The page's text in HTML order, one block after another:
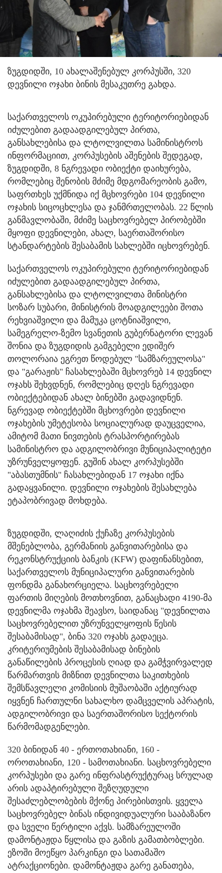
ზუგდიდში, 10 ახალაშენებულ კორპუსში, 320
დევნილი ოჯახი ბინის მესაკუთრე გახდა.
საქართველოს ოკუპირებული ტერიტორიებიდან
იძულებით გადაადგილებულ პირთა,
განსახლებისა და ლტოლვილთა სამინისტროს
ინფორმაციით, კორპუსების აშენების შედეგად,
ზუგდიდში, 8 ნგრევადი ობიექტი დაიხურება,
რომლებიც შენობის მძიმე მდგომარეობის გამო,
საფრთხეს უქმნიდა იქ მცხოვრები 104 დევნილი
ოჯახის სიცოცხლესა და ჯანმრთელობას. 22 წლის
განმავლობაში, მძიმე საცხოვრებელ პირობებში
მყოფი დევნილები, ახალ, საერთაშორისო
სტანდარტების შესაბამის სახლებში იცხოვრებენ.
საქართველოს ოკუპირებული ტერიტორიებიდან
იძულებით გადაადგილებულ პირთა,
განსახლებისა და ლტოლვილთა მინისტრი
სოზარ სუბარი, მინისტრის მოადგილეები შოთა
რეხვიაშვილი და მამუკა ცოტნიაშვილი,
სამეგრელო-ზემო სვანეთის გუბერნატორი ლევან
შონია და ზუგდიდის გამგებელი ედიშერ
თოლორაია ეგრეთ წოდებულ "სამზარეულოსა"
და "გარაჟის" ჩასახლებაში მცხოვრებ 14 დევნილ
ოჯახს შეხვდნენ, რომლებიც დღეს ნგრევადი
ობიექტებიდან ახალ ბინებში გადავიდნენ.
ნგრევად ობიექტებში მცხოვრები დევნილი
ოჯახების უმეტესობა სოციალურად დაუცველია,
ამიტომ მათი ნივთების ტრასპორტირებას
სამინისტრო და ადგილობრივი მუნიციპალიტეტი
უზრუნველყოფენ. გუშინ ახალ კორპუსებში
"აბასთუმნის" ჩასახლებიდან 17 ოჯახი იქნა
გადაყვანილი. დევნილი ოჯახების შესახლება
ეტაპობრივად მოხდება.
ზუგდიდში, ლაღიძის ქუჩაზე კორპუსების
მშენებლობა, გერმანიის განვითარებისა და
რეკონსტრუქციის ბანკის (KFW) დაფინანსებით,
საქართველოს მუნიციპალური განვითარების
ფონდმა განახორციელა. საცხოვრებელი
ფართის მიღების მოთხოვნით, განაცხადი 4190-მა
დევნილმა ოჯახმა შეავსო, საიდანაც "დევნილთა
საცხოვრებელით უზრუნველყოფის წესის
შესაბამისად", ბინა 320 ოჯახს გადაეცა.
კრიტერიუმების შესაბამისად ბინების
განაწილების პროცესის ღიად და გამჭვირვალედ
წარმართვის მიზნით დევნილთა საკითხების
შემსწავლელი კომისიის მუშაობაში აქტიურად
იყვნენ ჩართულნი სახალხო დამცველის აპრატის,
ადგილობრივი და საერთაშორისო სექტორის
წარმომადგენლები.
320 ბინიდან 40 - ერთოთახიანი, 160 -
ოროთახიანი, 120 - სამოთახიანი. საცხოვრებელი
კორპუსები და გარე ინფრასტრუქტურაც სრულად
არის ადაპტირებული შეზღუდული
შესაძლებლობების მქონე პირებისთვის. ყველა
საცხოვრებელ ბინას ინდივიდუალური სააბაზანო
და სველი წერტილი აქვს. სამზარეულოში
დამონტაჟდა წყლისა და გაზის გამათბობლები.
ეზოში მოეწყო პარკინგი და სათამაშო
ატრაქციონები. დამონტაჟდა გარე განათება,